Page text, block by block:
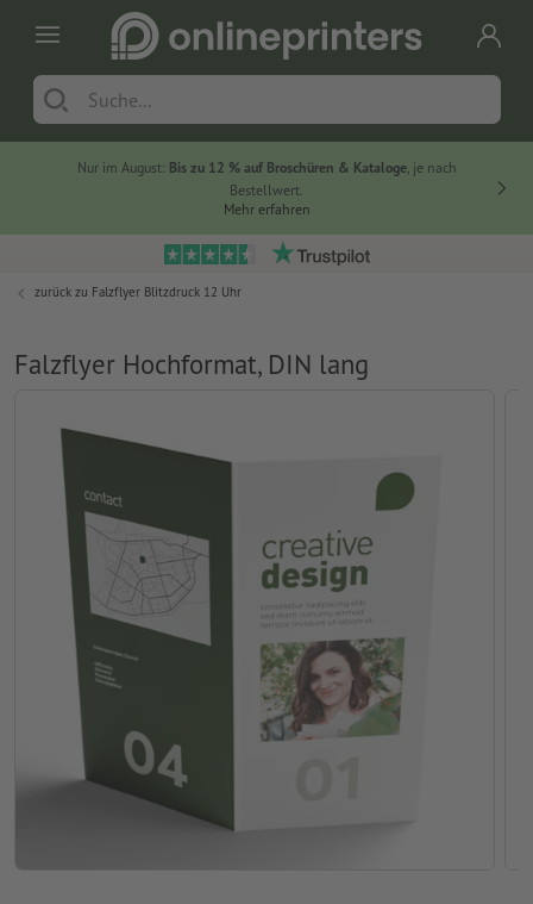
Nur im August: Bis zu 12 % auf Broschüren & Kataloge, je nach
Bestellwert.
Mehr erfahren
zurück zu Falzflyer Blitzdruck 12 Uhr
Falzflyer Hochformat, DIN lang